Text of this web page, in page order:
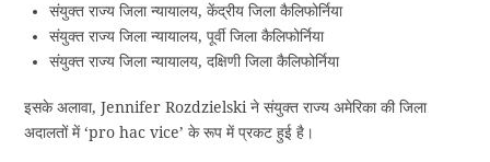
संयुक्त राज्य जिला न्यायालय, केंद्रीय जिला कैलिफोर्निया
संयुक्त राज्य जिला न्यायालय, पूर्वी जिला कैलिफोर्निया
संयुक्त राज्य जिला न्यायालय, दक्षिणी जिला कैलिफोर्निया
इसके अलावा, Jennifer Rozdzielski ने संयुक्त राज्य अमेरिका की जिला
अदालतों में ‘pro hac vice’ के रूप में प्रकट हुई है।